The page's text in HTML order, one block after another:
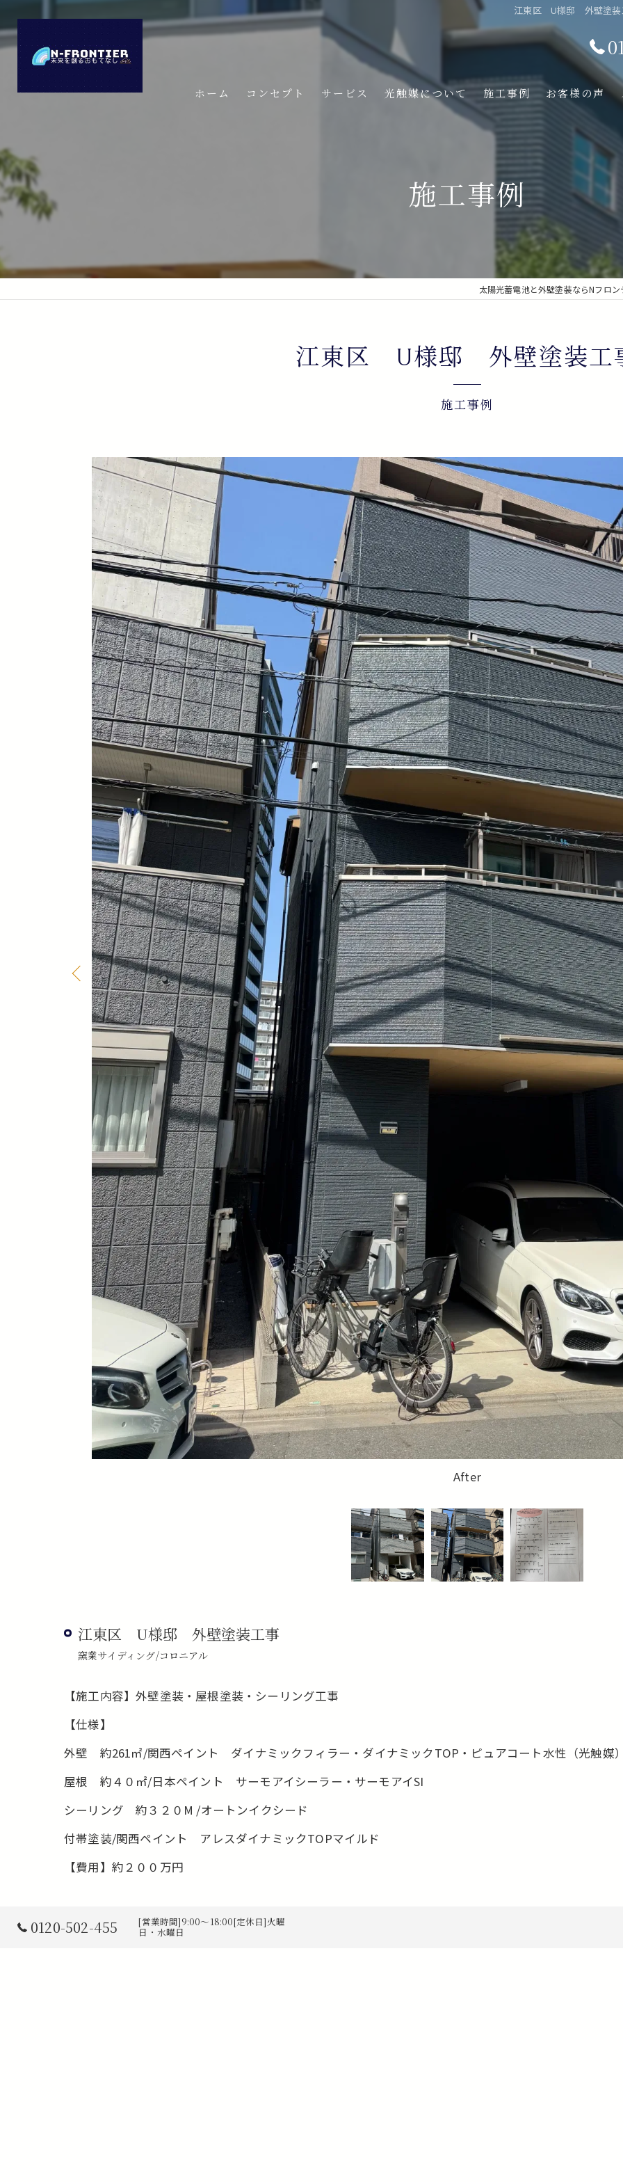
江東区 U様邸 外壁塗装
ホーム コンセプト サービス 光触媒について 施工事例 お客様の声
施工事例
太陽光蓄電池と外壁塗装ならNフロ
施工事例
江東区 U様邸 外壁塗装工
After
アンケート
江東区 U様邸 外壁塗装工事
窯業サイディング/コロニアル
【施工内容】外壁塗装・屋根塗装・シーリング工事
【仕様】
外壁 約261㎡/関西ペイント ダイナミックフィラー・ダイナミックTOP・ピュアコート水性（光触媒
屋根 約４０㎡/日本ペイント サーモアイシーラー・サーモアイSI
シーリング 約３２０M /オートンイクシード
付帯塗装/関西ペイント アレスダイナミックTOPマイルド
【費用】約２００万円
0120-502-455
[営業時間]9:00～18:00[定休日]火曜
日・水曜日